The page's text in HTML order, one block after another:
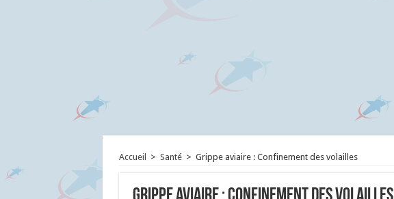
Accueil > Santé > Grippe aviaire : Confinement des volailles